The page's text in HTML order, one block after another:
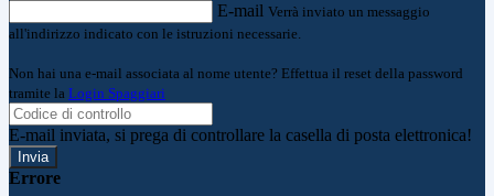
E-mail Verrà inviato un messaggio
all'indirizzo indicato con le istruzioni necessarie.
Non hai una e-mail associata al nome utente? Effettua il reset della password
tramite la Login Spaggiari
E-mail inviata, si prega di controllare la casella di posta elettronica!
Errore